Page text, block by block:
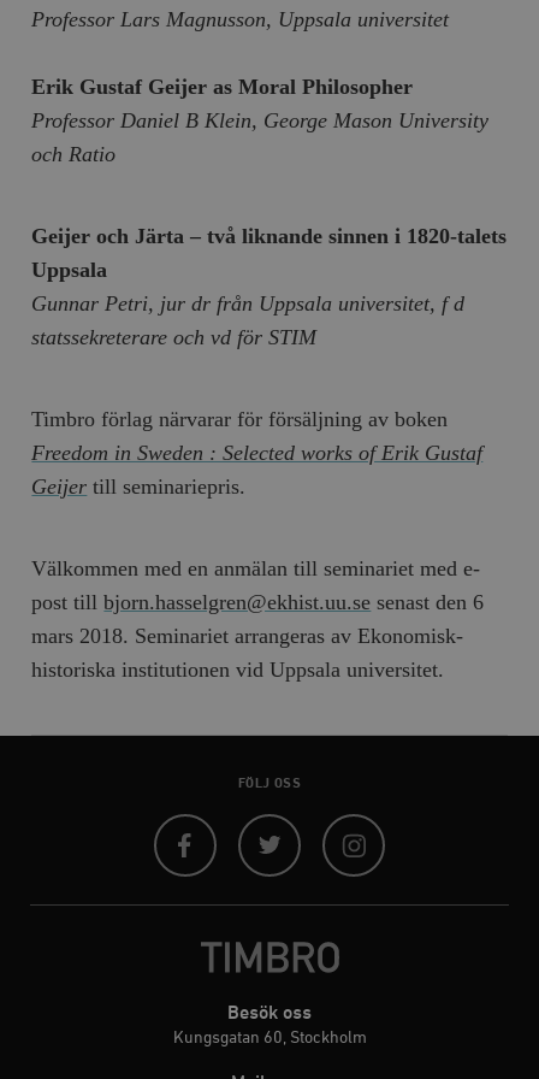
Professor Lars Magnusson, Uppsala universitet
Erik Gustaf Geijer as Moral Philosopher
Professor Daniel B Klein, George Mason University
och Ratio
Geijer och Järta – två liknande sinnen i 1820-talets
Uppsala
Gunnar Petri, jur dr från Uppsala universitet, f d
statssekreterare och vd för STIM
Timbro förlag närvarar för försäljning av boken
Freedom in Sweden : Selected works of Erik Gustaf
Geijer till seminariepris.
Välkommen med en anmälan till seminariet med e-
post tillbjorn.hasselgren@ekhist.uu.se senast den 6
mars 2018. Seminariet arrangeras av Ekonomisk-
historiska institutionen vid Uppsala universitet.
FÖLJ OSS
Besök oss
Kungsgatan 60, Stockholm
och kontohantering. Webbplatsen kan inte användas
Namn
woocommerce_cart_hash
Automattic
_hjFirstSeen
Hotjar Ltd
woocommerce_items_in_cart
wp_woocommerce_session_[abcdef0123456789]
timbro.se
Inc.
_hjAbsoluteSessionInProgress
Hotjar Ltd